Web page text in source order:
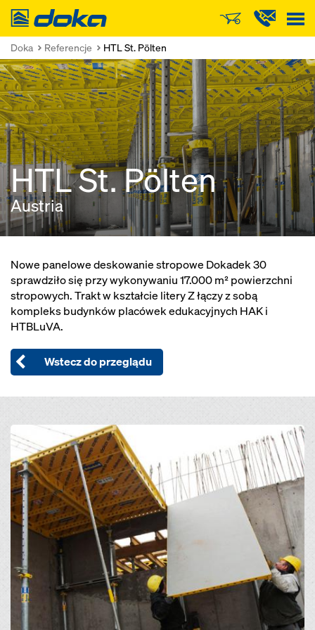
Doka
Doka Referencje HTL St. Pölten
HTL St. Pölten
Austria
Nowe panelowe deskowanie stropowe Dokadek 30
sprawdziło się przy wykonywaniu 17.000 m² powierzchni
stropowych. Trakt w kształcie litery Z łączy z sobą
kompleks budynków placówek edukacyjnych HAK i
HTBLuVA.
Wstecz do przeglądu
Open